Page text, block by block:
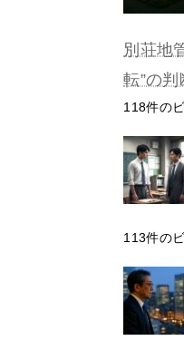
別荘地
転”の判
118件の
113件の